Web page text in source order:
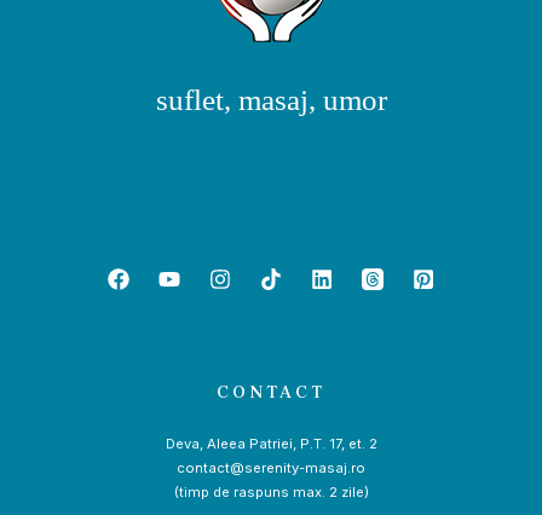
suflet, masaj, umor
CONTACT
Deva, Aleea Patriei, P.T. 17, et. 2
contact@serenity-masaj.ro
(timp de raspuns max. 2 zile)